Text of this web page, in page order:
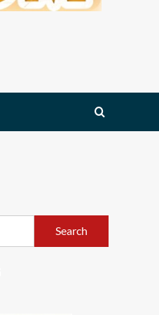
Search